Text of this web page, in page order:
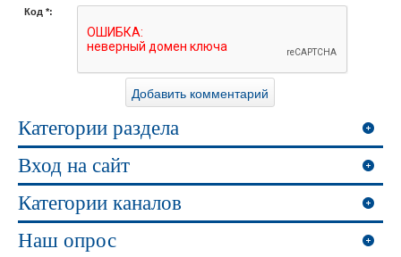
Код *:
Категории раздела
Вход на сайт
Категории каналов
Наш опрос